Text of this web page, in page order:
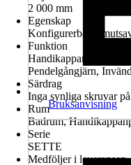
2 000 mm
Egenskap
Konfigurerbar,
Funktion
Handikappanpassad
Pendelgångjärn,
Särdrag
Inga synliga skruvar
Rum
Badrum,
Serie
SETTE
Medföljer i leveransen
Bruksanvisning